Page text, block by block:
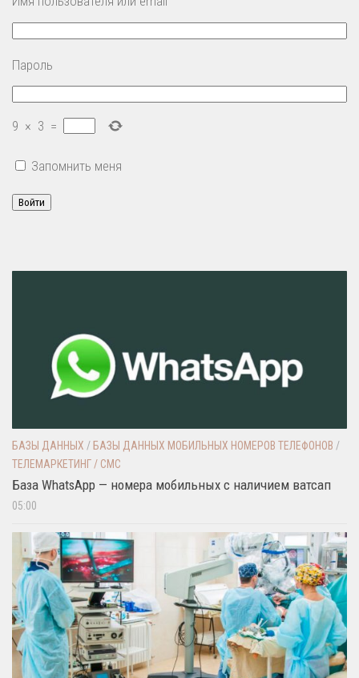
Пароль
9 × 3 =
Запомнить меня
Войти
БАЗЫ ДАННЫХ / БАЗЫ ДАННЫХ МОБИЛЬНЫХ НОМЕРОВ ТЕЛЕФОНОВ /
ТЕЛЕМАРКЕТИНГ / СМС
База WhatsApp — номера мобильных с наличием ватсап
05:00